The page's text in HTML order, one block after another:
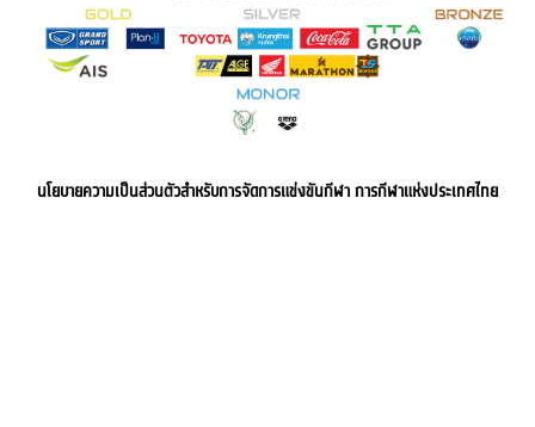
นโยบายความเป็นส่วนตัวสำหรับการจัดการแข่งขันกีฬา การกีฬาแห่งประเทศไทย